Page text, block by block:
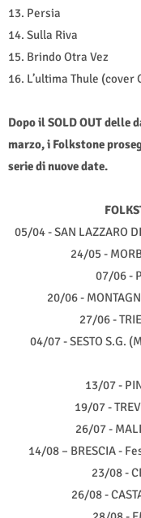
13. Persia
14. Sulla Riva
15. Brindo Otra Vez
16. L’ultima Thule (cover
Dopo il SOLD OUT delle
marzo, i Folkstone
serie di nuove date.
05/04 - SAN LAZZARO
24/05 -
07/06 -
20/06 -
27/06 -
04/07 - SESTO S.G.
13/07 -
19/07 -
26/07 -
14/08 – BRESCIA -
23/08 -
26/08 -